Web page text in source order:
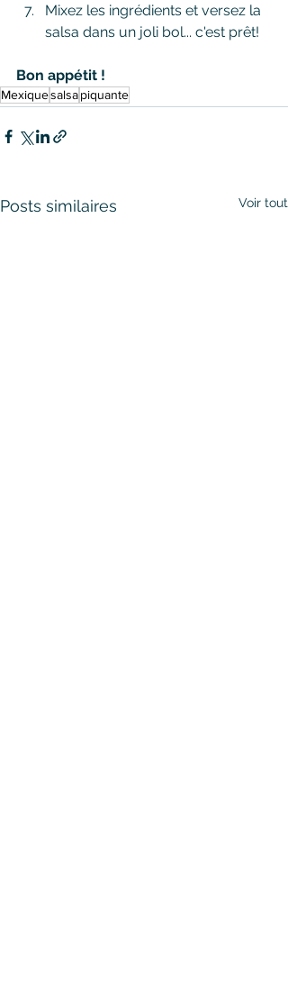
Mixez les ingrédients et versez la
salsa dans un joli bol... c'est prêt!
Bon appétit !
Mexiquesalsapiquante
Posts similaires Voir tout